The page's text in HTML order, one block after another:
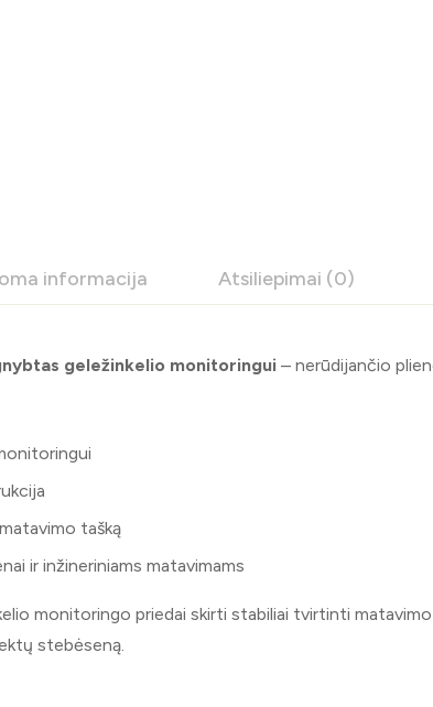
informacija Atsiliepimai (0)
geležinkelio monitoringui – nerūdijančio
tašką
ir inžineriniams matavimams
monitoringo priedai skirti stabiliai tvirtinti
stebėseną.